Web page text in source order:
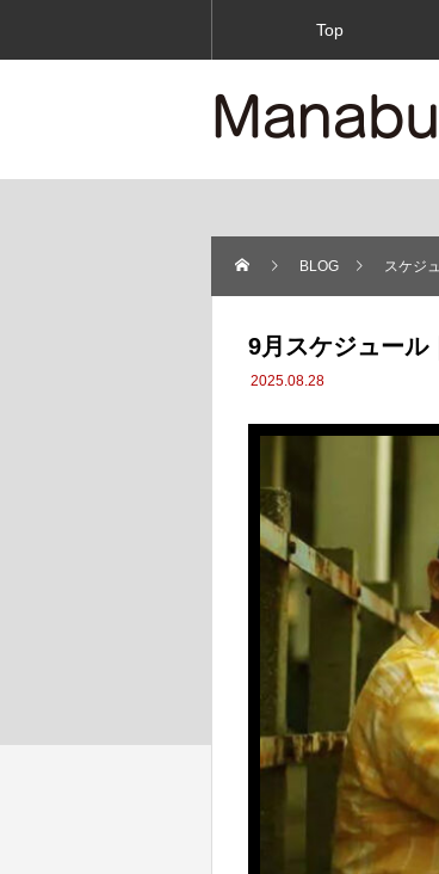
Top
BLOG スケジ
9月スケジュー
2025.08.28